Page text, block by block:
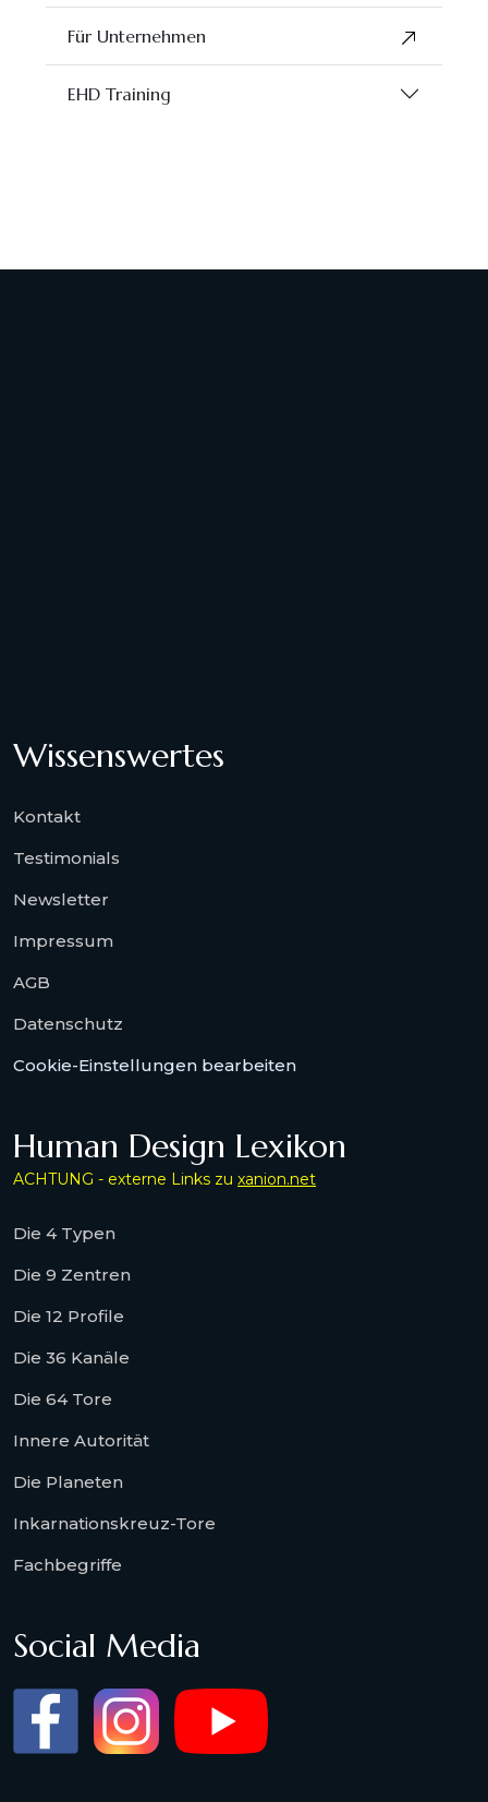
Für Unternehmen
EHD Training
Wissenswertes
Kontakt
Testimonials
Newsletter
Impressum
AGB
Datenschutz
Cookie-Einstellungen bearbeiten
Human Design Lexikon
ACHTUNG - externe Links zu xanion.net
Die 4 Typen
Die 9 Zentren
Die 12 Profile
Die 36 Kanäle
Die 64 Tore
Innere Autorität
Die Planeten
Inkarnationskreuz-Tore
Fachbegriffe
Social Media